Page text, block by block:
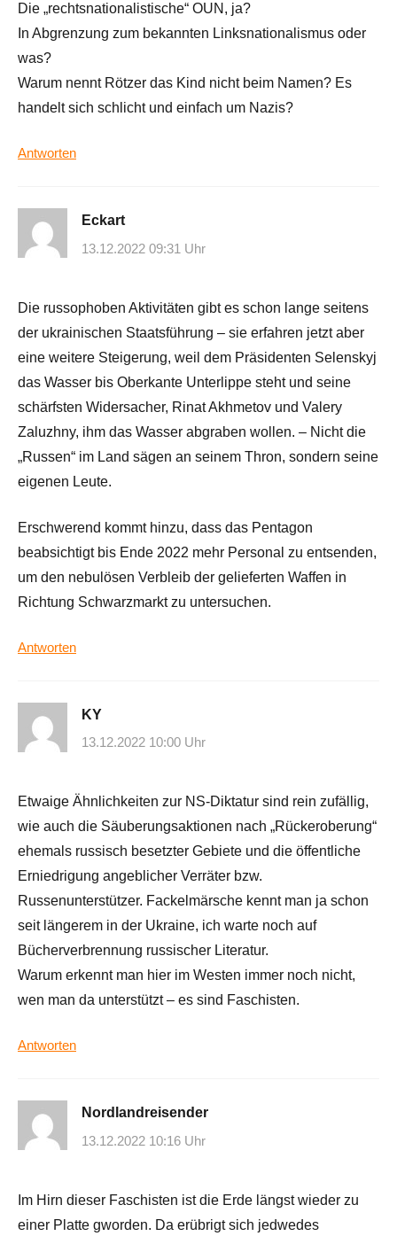
Die „rechtsnationalistische“ OUN, ja?
In Abgrenzung zum bekannten Linksnationalismus oder
was?
Warum nennt Rötzer das Kind nicht beim Namen? Es
handelt sich schlicht und einfach um Nazis?
Antworten
Eckart
13.12.2022 09:31 Uhr
Die russophoben Aktivitäten gibt es schon lange seitens
der ukrainischen Staatsführung – sie erfahren jetzt aber
eine weitere Steigerung, weil dem Präsidenten Selenskyj
das Wasser bis Oberkante Unterlippe steht und seine
schärfsten Widersacher, Rinat Akhmetov und Valery
Zaluzhny, ihm das Wasser abgraben wollen. – Nicht die
„Russen“ im Land sägen an seinem Thron, sondern seine
eigenen Leute.
Erschwerend kommt hinzu, dass das Pentagon
beabsichtigt bis Ende 2022 mehr Personal zu entsenden,
um den nebulösen Verbleib der gelieferten Waffen in
Richtung Schwarzmarkt zu untersuchen.
Antworten
KY
13.12.2022 10:00 Uhr
Etwaige Ähnlichkeiten zur NS-Diktatur sind rein zufällig,
wie auch die Säuberungsaktionen nach „Rückeroberung“
ehemals russisch besetzter Gebiete und die öffentliche
Erniedrigung angeblicher Verräter bzw.
Russenunterstützer. Fackelmärsche kennt man ja schon
seit längerem in der Ukraine, ich warte noch auf
Bücherverbrennung russischer Literatur.
Warum erkennt man hier im Westen immer noch nicht,
wen man da unterstützt – es sind Faschisten.
Antworten
Nordlandreisender
13.12.2022 10:16 Uhr
Im Hirn dieser Faschisten ist die Erde längst wieder zu
einer Platte gworden. Da erübrigt sich jedwedes